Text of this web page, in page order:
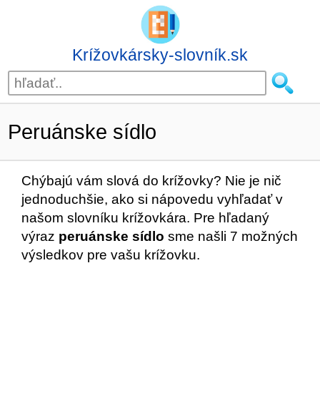
Krížovkársky-slovník.sk
Peruánske sídlo
Chýbajú vám slová do krížovky? Nie je nič
jednoduchšie, ako si nápovedu vyhľadať v
našom slovníku krížovkára. Pre hľadaný
výraz peruánske sídlo sme našli 7 možných
výsledkov pre vašu krížovku.